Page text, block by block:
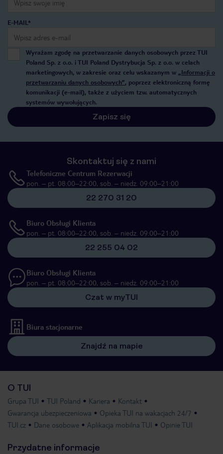
E-MAIL*
Wyrażam zgodę na przetwarzanie danych osobowych przez TUI
Poland Sp. z o.o. i TUI Poland Dystrybucja Sp. z o.o. w celach
marketingowych, w zakresie oraz celu wskazanym w „Informacji o
przetwarzaniu danych osobowych”, poprzez elektroniczną formę
komunikacji (e-mail), także z użyciem tzw. automatycznych
systemów wywołujących.
Zapisz się
Skontaktuj się z nami
Telefoniczne Centrum Rezerwacji
pon. – pt. 08:00–22:00, sob. – niedz. 09:00–21:00
22 270 31 20
Biuro Obsługi Klienta
pon. – pt. 08:00–22:00, sob. – niedz. 09:00–21:00
22 255 04 02
Biuro Obsługi Klienta
pon. – pt. 08:00–22:00, sob. – niedz. 09:00–21:00
Czat w myTUI
Biura stacjonarne
Znajdź na mapie
O TUI
Grupa TUI TUI Poland Kariera
Kontakt
Gwarancja ubezpieczeniowa
Opieka TUI na wakacjach 24/7
TUI.cz
Dane osobowe Aplikacja mobilna TUI Opinie TUI
Przydatne informacje